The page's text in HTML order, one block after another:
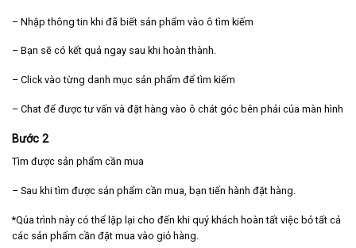
– Nhập thông tin khi đã biết sản phẩm vào ô tìm kiếm
– Bạn sẽ có kết quả ngay sau khi hoàn thành.
– Click vào từng danh mục sản phẩm để tìm kiếm
– Chat để được tư vấn và đặt hàng vào ô chát góc bên phải của màn hình
Bước 2
Tìm được sản phẩm cần mua
– Sau khi tìm được sản phẩm cần mua, bạn tiến hành đặt hàng.
*Qúa trình này có thể lặp lại cho đến khi quý khách hoàn tất việc bỏ tất cả
các sản phẩm cần đặt mua vào giỏ hàng.